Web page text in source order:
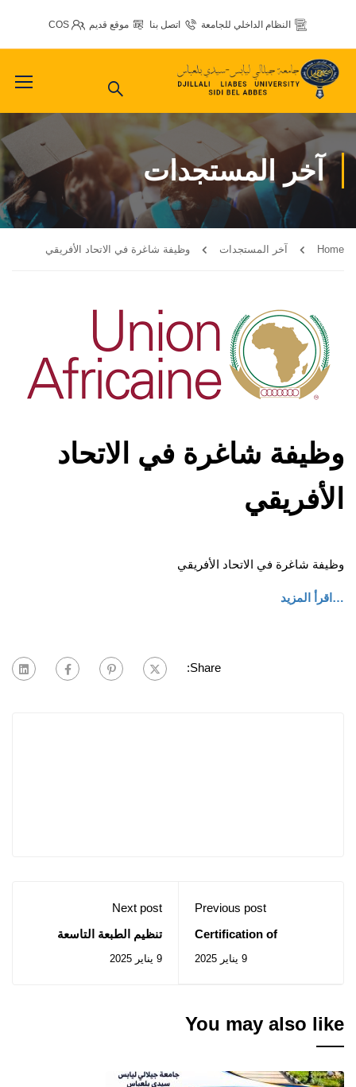
النظام الداخلي للجامعة اتصل بنا موقع قديم COS
آخر المستجدات
Home آخر المستجدات وظيفة شاغرة في الاتحاد الأفريقي
وظيفة شاغرة في الاتحاد
الأفريقي
وظيفة شاغرة في الاتحاد الأفريقي
…اقرأ المزيد
Share:
Previous post
Certification of
entrepreneurial and
(LEADS) - NL 2-LEADS-
9 يناير 2025
Next post
تنظيم الطبعة التاسعة
لرياضة "الشطرنج
9 يناير 2025
You may also like